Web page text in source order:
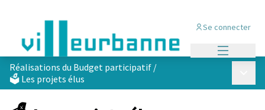
Se connecter
Réalisations du Budget participatif /
🗳️ Les projets élus